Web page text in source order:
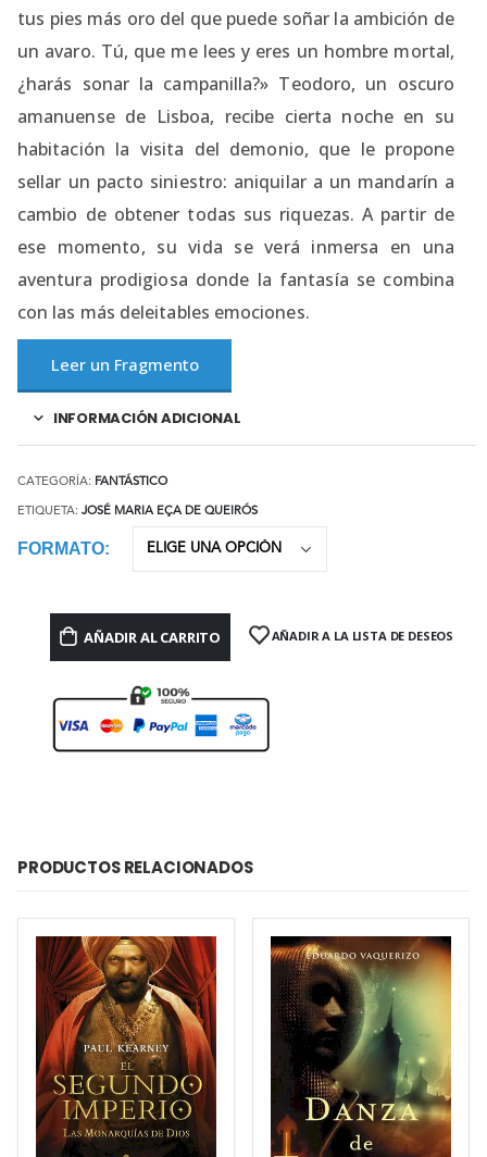
tus pies más oro del que puede soñar la ambición de
un avaro. Tú, que me lees y eres un hombre mortal,
¿harás sonar la campanilla?» Teodoro, un oscuro
amanuense de Lisboa, recibe cierta noche en su
habitación la visita del demonio, que le propone
sellar un pacto siniestro: aniquilar a un mandarín a
cambio de obtener todas sus riquezas. A partir de
ese momento, su vida se verá inmersa en una
aventura prodigiosa donde la fantasía se combina
con las más deleitables emociones.
Leer un Fragmento
INFORMACIÓN ADICIONAL
CATEGORÍA: FANTÁSTICO
ETIQUETA: JOSÉ MARIA EÇA DE QUEIRÓS
FORMATO
AÑADIR AL CARRITO AÑADIR A LA LISTA DE DESEOS
PRODUCTOS RELACIONADOS